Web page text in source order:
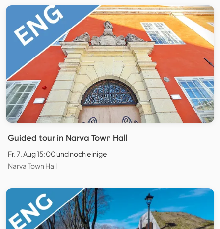
Guided tour in Narva Town Hall
Fr. 7. Aug 15:00 und noch einige
Narva Town Hall